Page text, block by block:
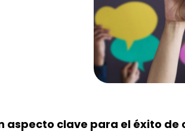
aspecto clave para el éxito